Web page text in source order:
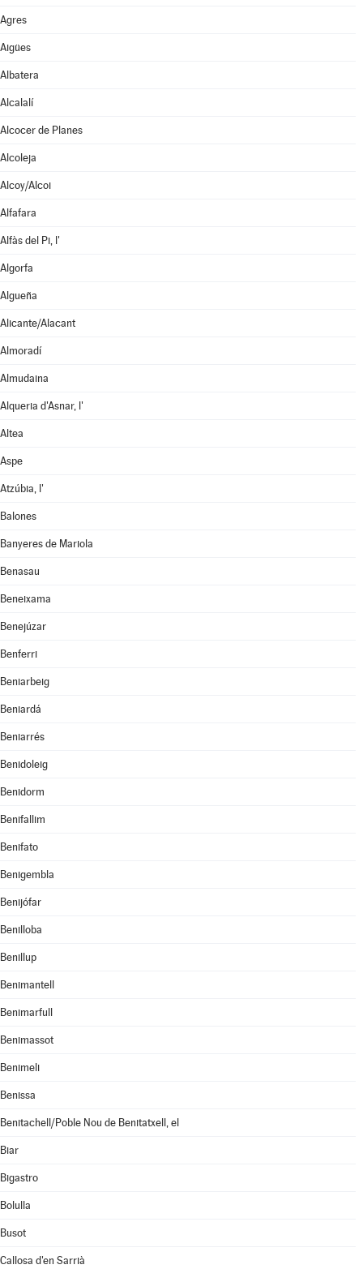
Agres
Aigües
Albatera
Alcalalí
Alcocer de Planes
Alcoleja
Alcoy/Alcoi
Alfafara
Alfàs del Pi, l'
Algorfa
Algueña
Alicante/Alacant
Almoradí
Almudaina
Alqueria d'Asnar, l'
Altea
Aspe
Atzúbia, l'
Balones
Banyeres de Mariola
Benasau
Beneixama
Benejúzar
Benferri
Beniarbeig
Beniardá
Beniarrés
Benidoleig
Benidorm
Benifallim
Benifato
Benigembla
Benijófar
Benilloba
Benillup
Benimantell
Benimarfull
Benimassot
Benimeli
Benissa
Benitachell/Poble Nou de Benitatxell, el
Biar
Bigastro
Bolulla
Busot
Callosa d'en Sarrià